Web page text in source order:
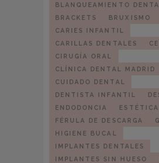
BLANQUEAMIENTO
BRACKETS
BRUXISMO
CARIES INFANTIL
CARILLAS DENTALES
CIRUGÍA ORAL
CLÍNICA DENTAL MADRID
CUIDADO DENTAL
DENTISTA INFANTIL
ENDODONCIA
ESTÉTICA
FÉRULA DE DESCARGA
HIGIENE BUCAL
IMPLANTES DENTALES
IMPLANTES SIN HUESO